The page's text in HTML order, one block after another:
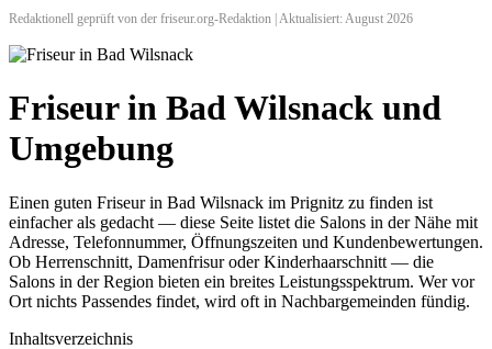
Redaktionell geprüft von der friseur.org-Redaktion | Aktualisiert: August 2026
Friseur in Bad Wilsnack und
Umgebung
Einen guten Friseur in Bad Wilsnack im Prignitz zu finden ist
einfacher als gedacht — diese Seite listet die Salons in der Nähe mit
Adresse, Telefonnummer, Öffnungszeiten und Kundenbewertungen.
Ob Herrenschnitt, Damenfrisur oder Kinderhaarschnitt — die
Salons in der Region bieten ein breites Leistungsspektrum. Wer vor
Ort nichts Passendes findet, wird oft in Nachbargemeinden fündig.
Inhaltsverzeichnis